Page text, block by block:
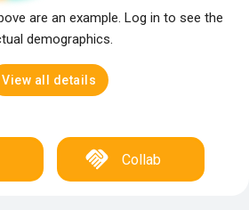
are an example. Log in to see the
demographics.
View all details
Collab